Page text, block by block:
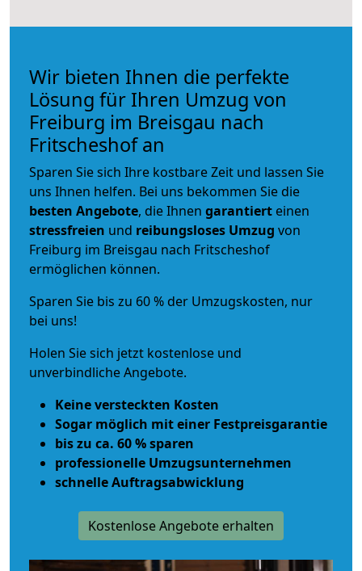
Wir bieten Ihnen die perfekte
Lösung für Ihren Umzug von
Freiburg im Breisgau nach
Fritscheshof an
Sparen Sie sich Ihre kostbare Zeit und lassen Sie
uns Ihnen helfen. Bei uns bekommen Sie die
besten Angebote, die Ihnen garantiert einen
stressfreien und reibungsloses Umzug von
Freiburg im Breisgau nach Fritscheshof
ermöglichen können.
Sparen Sie bis zu 60 % der Umzugskosten, nur
bei uns!
Holen Sie sich jetzt kostenlose und
unverbindliche Angebote.
Keine versteckten Kosten
Sogar möglich mit einer Festpreisgarantie
bis zu ca. 60 % sparen
professionelle Umzugsunternehmen
schnelle Auftragsabwicklung
Kostenlose Angebote erhalten